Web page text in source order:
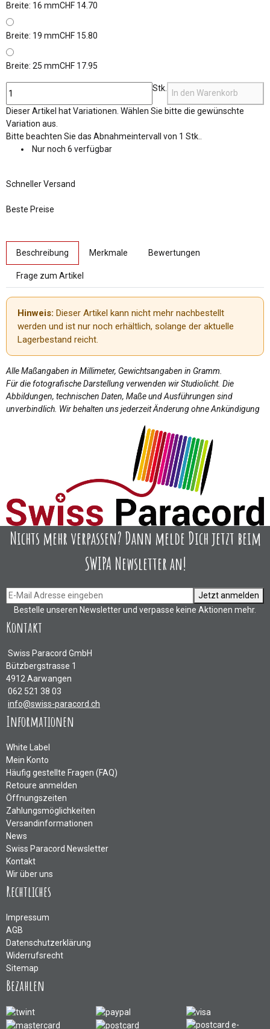
Breite: 16 mmCHF 14.70
Breite: 19 mmCHF 15.80
Breite: 25 mmCHF 17.95
Stk.
In den Warenkorb
xDieser Artikel hat Variationen. Wählen Sie bitte die gewünschte
Variation aus.
xBitte beachten Sie das Abnahmeintervall von 1 Stk..
Nur noch 6 verfügbar
Schneller Versand
Beste Preise
Beschreibung Merkmale Bewertungen
Frage zum Artikel
Hinweis: Dieser Artikel kann nicht mehr nachbestellt
werden und ist nur noch erhältlich, solange der aktuelle
Lagerbestand reicht.
Alle Maßangaben in Millimeter, Gewichtsangaben in Gramm.
Für die fotografische Darstellung verwenden wir Studiolicht. Die
Abbildungen, technischen Daten, Maße und Ausführungen sind
unverbindlich. Wir behalten uns jederzeit Änderung ohne Ankündigung
Nichts mehr verpassen? Dann melde Dich jetzt beim
SWIPA Newsletter an!
Jetzt anmelden
Bestelle unseren Newsletter und verpasse keine Aktionen mehr.
Kontakt
Swiss Paracord GmbH
Bützbergstrasse 1
4912 Aarwangen
062 521 38 03
info@swiss-paracord.ch
Informationen
White Label
Mein Konto
Häufig gestellte Fragen (FAQ)
Retoure anmelden
Öffnungszeiten
Zahlungsmöglichkeiten
Versandinformationen
News
Swiss Paracord Newsletter
Kontakt
Wir über uns
Rechtliches
Impressum
AGB
Datenschutzerklärung
Widerrufsrecht
Sitemap
Bezahlen